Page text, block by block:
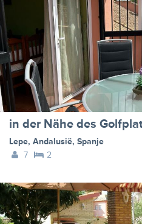
in der Nähe des
Lepe, Andalusië, Spanje
7
2